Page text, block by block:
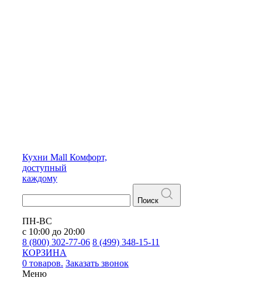
Кухни Mall Комфорт,
доступный
каждому
Поиск
ПН-ВС
с 10:00 до 20:00
8 (800) 302-77-06 8 (499) 348-15-11
КОРЗИНА
0 товаров. Заказать звонок
Меню